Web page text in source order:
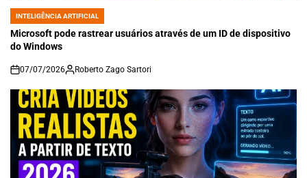
POSTED
IN
INTELIGÊNCIA ARTIFICIAL
Microsoft pode rastrear usuários através de um ID de dispositivo
do Windows
on
07/07/2026 Roberto Zago Sartori